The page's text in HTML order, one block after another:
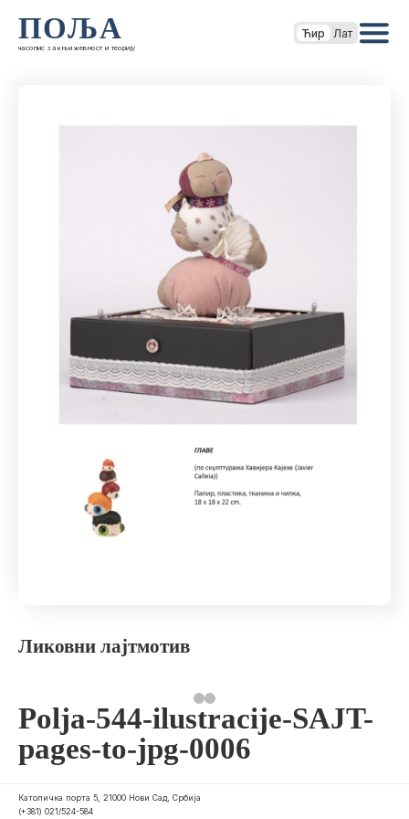
ПОЉА
часопис за књижевност и теорију
Ћир Лат
Ликовни лајтмотив
Polja-544-ilustracije-SAJT-
pages-to-jpg-0006
Католичка порта 5, 21000 Нови Сад, Србија
(+381) 021/524-584